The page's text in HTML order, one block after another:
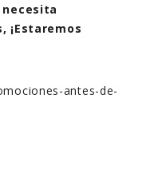
¡Estaremos